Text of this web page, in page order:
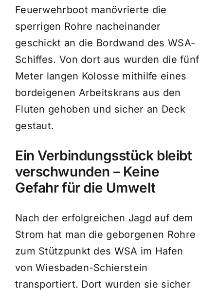
Feuerwehrboot manövrierte die
sperrigen Rohre nacheinander
geschickt an die Bordwand des WSA-
Schiffes. Von dort aus wurden die fünf
Meter langen Kolosse mithilfe eines
bordeigenen Arbeitskrans aus den
Fluten gehoben und sicher an Deck
gestaut.
Ein Verbindungsstück bleibt
verschwunden – Keine
Gefahr für die Umwelt
Nach der erfolgreichen Jagd auf dem
Strom hat man die geborgenen Rohre
zum Stützpunkt des WSA im Hafen
von Wiesbaden-Schierstein
transportiert. Dort wurden sie sicher